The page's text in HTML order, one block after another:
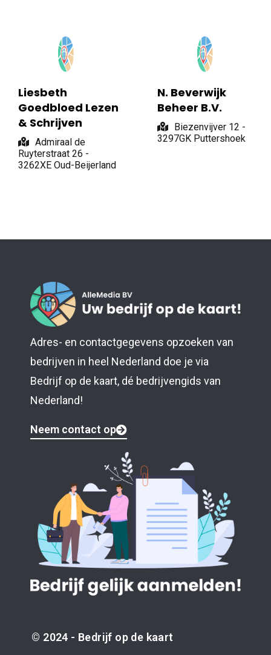
Liesbeth
Goedbloed Lezen
& Schrijven
Admiraal de
Ruyterstraat 26 -
3262XE Oud-Beijerland
N. Beverwijk
Beheer B.V.
Biezenvijver 12 -
3297GK Puttershoek
Adres- en contactgegevens opzoeken van
bedrijven in heel Nederland doe je via
Bedrijf op de kaart, dé bedrijvengids van
Nederland!
Neem contact op
© 2024 - Bedrijf op de kaart